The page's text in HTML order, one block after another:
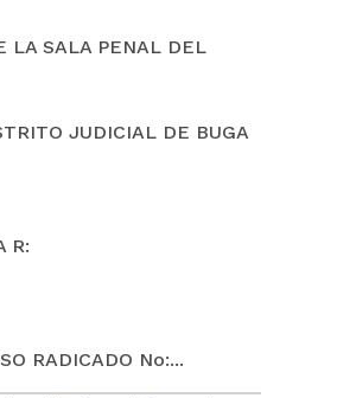
LA SALA PENAL DEL
JUDICIAL DE BUGA
R:
RADICADO No:...